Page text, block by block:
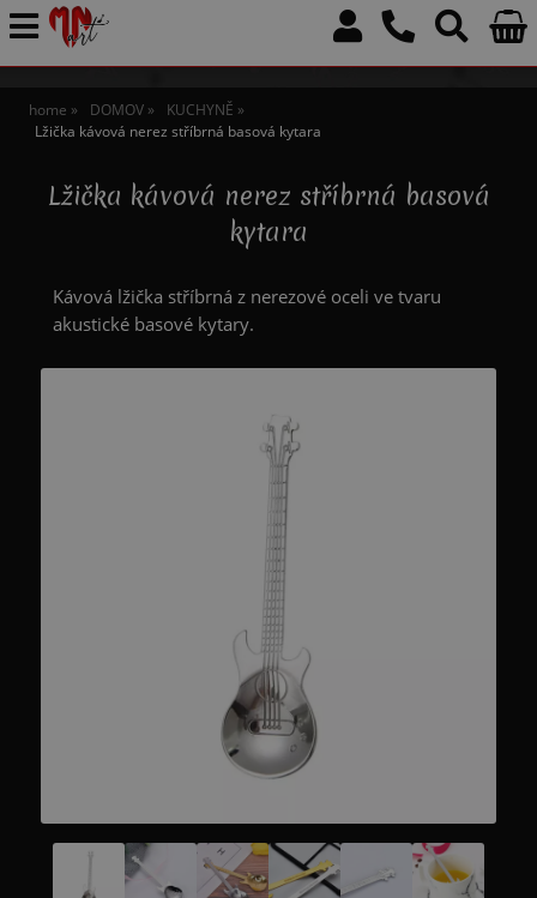
home DOMOV
KUCHYNĚ
Lžička kávová nerez stříbrná basová kytara
Lžička kávová nerez stříbrná basová
kytara
Kávová lžička stříbrná z nerezové oceli ve tvaru
akustické basové kytary.